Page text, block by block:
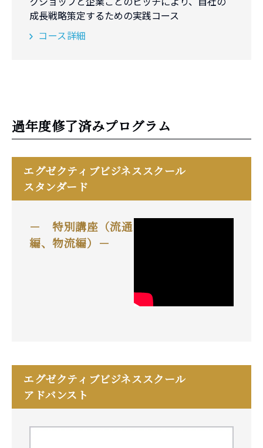
成長戦略策定するための実践コース
コース詳細
過年度修了済みプログラム
エグゼクティブビジネススクール
スタンダード
－ 特別講座（流通
編、物流編）－
エグゼクティブビジネススクール
アドバンスト